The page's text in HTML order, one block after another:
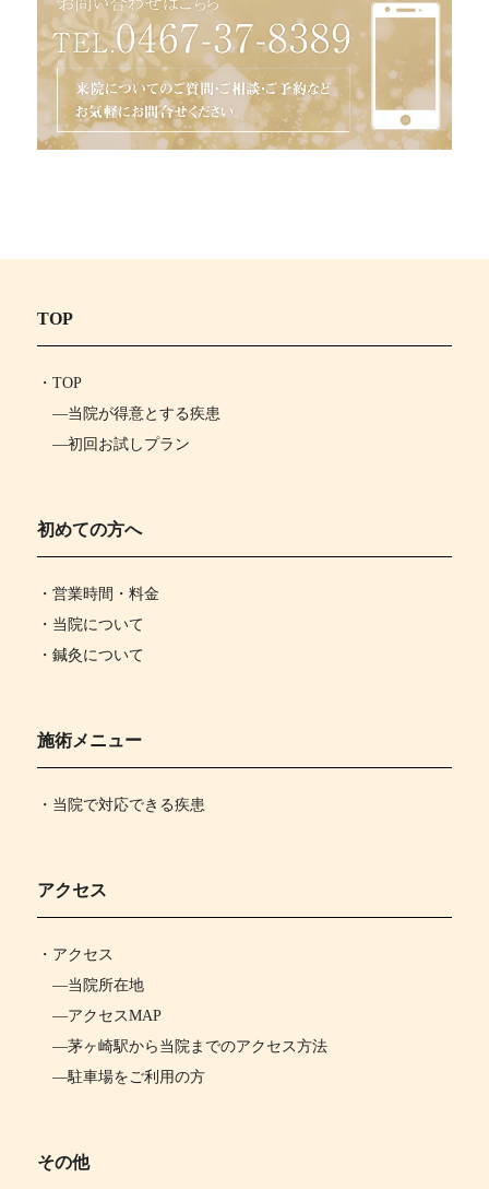
TOP
・ TOP
―当院が得意とする疾患
―初回お試しプラン
初めての方へ
・営業時間・料金
・当院について
・鍼灸について
施術メニュー
・当院で対応できる疾患
アクセス
・ アクセス
―当院所在地
―アクセスMAP
―茅ヶ崎駅から当院までのアクセス方法
―駐車場をご利用の方
その他